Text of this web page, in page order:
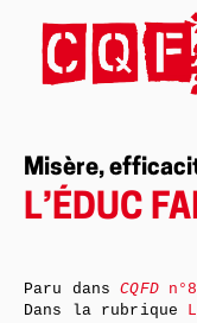
Misère,
L’ÉDUC
Paru dansCQFD
Dans la rubrique